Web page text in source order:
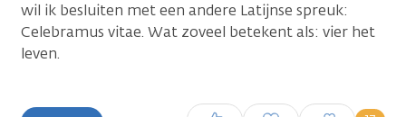
wil ik besluiten met een andere Latijnse spreuk:
Celebramus vitae. Wat zoveel betekent als: vier het
leven.
Inloggen om een reactie te